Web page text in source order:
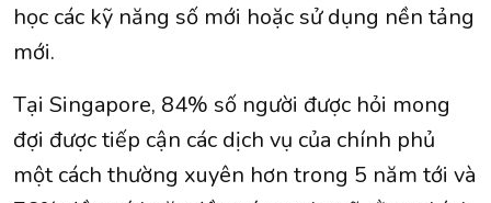
học các kỹ năng số mới hoặc sử dụng nền tảng
mới.
Tại Singapore, 84% số người được hỏi mong
đợi được tiếp cận các dịch vụ của chính phủ
một cách thường xuyên hơn trong 5 năm tới và